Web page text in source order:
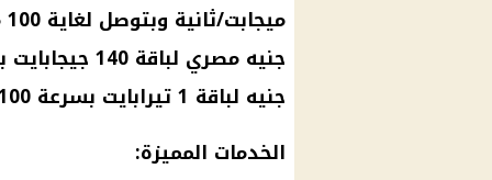
ميجابت/ثانية وبتوصل لغاية 100 ميجابت/ثانية.
جنيه مصري لباقة 140
جيجابايت
جنيه لباقة 1 تيرابايت بسرعة 100 ميجابت/ثانية.
الخدمات المميزة: